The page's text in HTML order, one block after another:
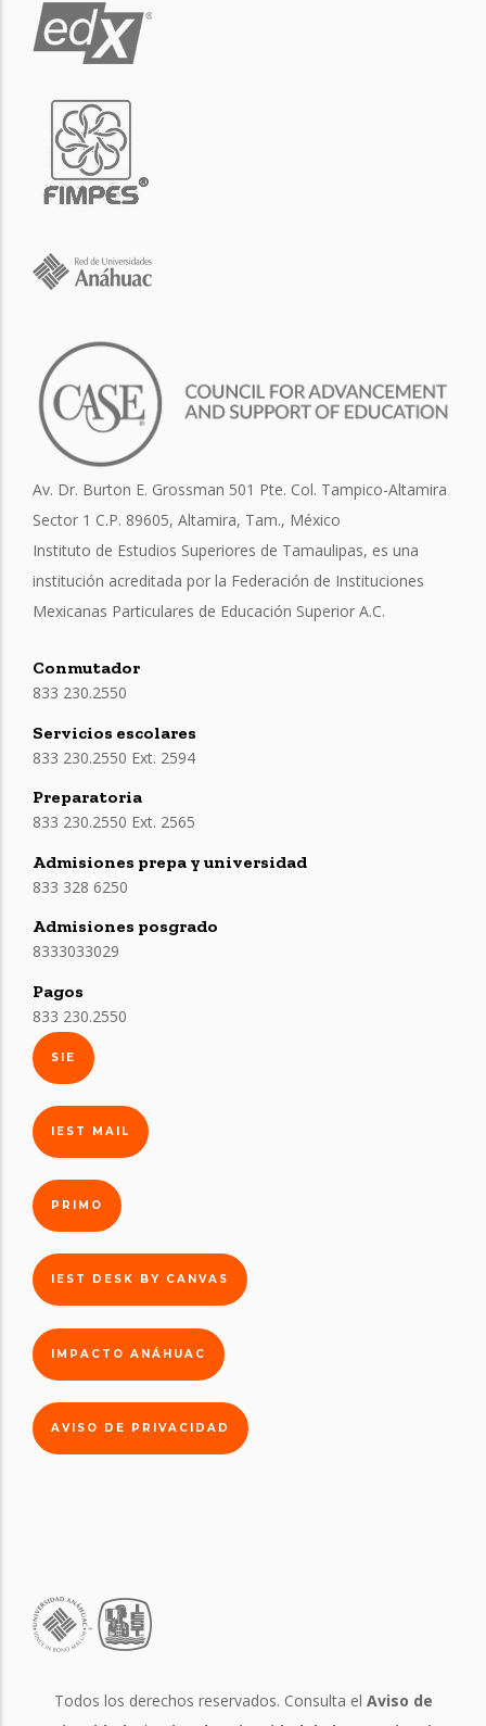
Av. Dr. Burton E. Grossman 501 Pte. Col. Tampico-Altamira
Sector 1 C.P. 89605, Altamira, Tam., México
Instituto de Estudios Superiores de Tamaulipas, es una
institución acreditada por la Federación de Instituciones
Mexicanas Particulares de Educación Superior A.C.
Conmutador
833 230.2550
Servicios escolares
833 230.2550 Ext. 2594
Preparatoria
833 230.2550 Ext. 2565
Admisiones prepa y universidad
833 328 6250
Admisiones posgrado
8333033029
Pagos
833 230.2550
SIE
IEST MAIL
PRIMO
IEST DESK BY CANVAS
IMPACTO ANÁHUAC
AVISO DE PRIVACIDAD
Todos los derechos reservados. Consulta el Aviso de